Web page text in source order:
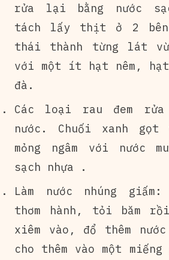
rửa lại bằng nước
tách lấy thịt ở 2
thái thành từng lát
với một ít hạt nêm,
đà.
Các loại rau đem
nước. Chuối xanh
mỏng ngâm với nước
sạch nhựa .
Làm nước nhúng
thơm hành, tỏi băm
xiêm vào, đổ thêm
cho thêm vào một